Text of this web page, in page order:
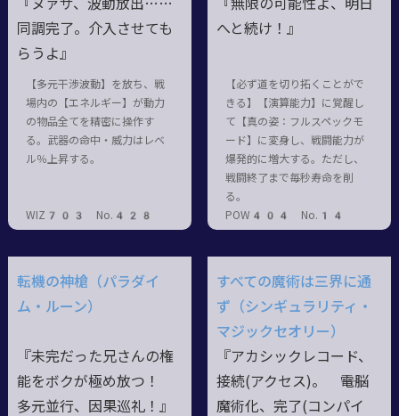
『ヌァザ、波動放出……
同調完了。介入させても
らうよ』
【多元干渉波動】を放ち、戦
場内の【エネルギー】が動力
の物品全てを精密に操作す
る。武器の命中・威力はレベ
ル％上昇する。
WIZ703 No.428
『無限の可能性よ、明日
へと続け！』
【必ず道を切り拓くことがで
きる】【演算能力】に覚醒し
て【真の姿：フルスペックモ
ード】に変身し、戦闘能力が
爆発的に増大する。ただし、
戦闘終了まで毎秒寿命を削
る。
POW404 No.14
転機の神槍（パラダイ
ム・ルーン）
『未完だった兄さんの権
能をボクが極め放つ！
多元並行、因果巡礼！』
すべての魔術は三界に通
ず（シンギュラリティ・
マジックセオリー）
『アカシックレコード、
接続(アクセス)。 ――電脳
魔術化、完了(コンパイ